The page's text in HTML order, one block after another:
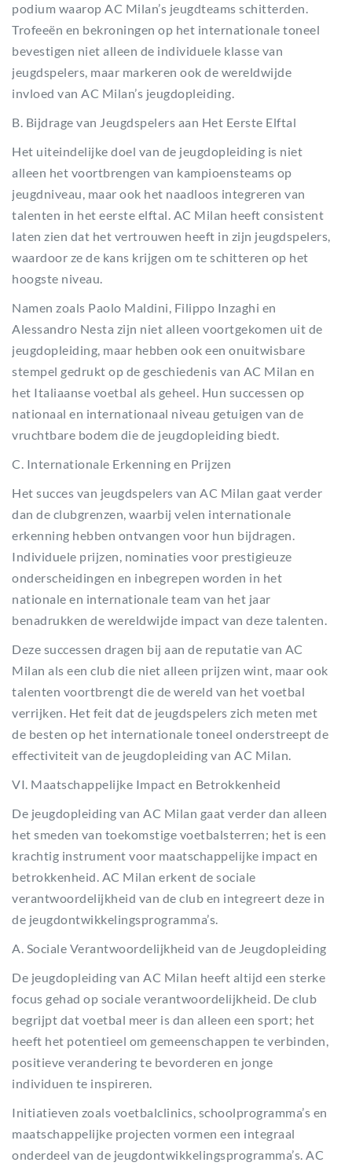
podium waarop AC Milan’s jeugdteams schitterden.
Trofeeën en bekroningen op het internationale toneel
bevestigen niet alleen de individuele klasse van
jeugdspelers, maar markeren ook de wereldwijde
invloed van AC Milan’s jeugdopleiding.
B. Bijdrage van Jeugdspelers aan Het Eerste Elftal
Het uiteindelijke doel van de jeugdopleiding is niet
alleen het voortbrengen van kampioensteams op
jeugdniveau, maar ook het naadloos integreren van
talenten in het eerste elftal. AC Milan heeft consistent
laten zien dat het vertrouwen heeft in zijn jeugdspelers,
waardoor ze de kans krijgen om te schitteren op het
hoogste niveau.
Namen zoals Paolo Maldini, Filippo Inzaghi en
Alessandro Nesta zijn niet alleen voortgekomen uit de
jeugdopleiding, maar hebben ook een onuitwisbare
stempel gedrukt op de geschiedenis van AC Milan en
het Italiaanse voetbal als geheel. Hun successen op
nationaal en internationaal niveau getuigen van de
vruchtbare bodem die de jeugdopleiding biedt.
C. Internationale Erkenning en Prijzen
Het succes van jeugdspelers van AC Milan gaat verder
dan de clubgrenzen, waarbij velen internationale
erkenning hebben ontvangen voor hun bijdragen.
Individuele prijzen, nominaties voor prestigieuze
onderscheidingen en inbegrepen worden in het
nationale en internationale team van het jaar
benadrukken de wereldwijde impact van deze talenten.
Deze successen dragen bij aan de reputatie van AC
Milan als een club die niet alleen prijzen wint, maar ook
talenten voortbrengt die de wereld van het voetbal
verrijken. Het feit dat de jeugdspelers zich meten met
de besten op het internationale toneel onderstreept de
effectiviteit van de jeugdopleiding van AC Milan.
VI. Maatschappelijke Impact en Betrokkenheid
De jeugdopleiding van AC Milan gaat verder dan alleen
het smeden van toekomstige voetbalsterren; het is een
krachtig instrument voor maatschappelijke impact en
betrokkenheid. AC Milan erkent de sociale
verantwoordelijkheid van de club en integreert deze in
de jeugdontwikkelingsprogramma’s.
A. Sociale Verantwoordelijkheid van de Jeugdopleiding
De jeugdopleiding van AC Milan heeft altijd een sterke
focus gehad op sociale verantwoordelijkheid. De club
begrijpt dat voetbal meer is dan alleen een sport; het
heeft het potentieel om gemeenschappen te verbinden,
positieve verandering te bevorderen en jonge
individuen te inspireren.
Initiatieven zoals voetbalclinics, schoolprogramma’s en
maatschappelijke projecten vormen een integraal
onderdeel van de jeugdontwikkelingsprogramma’s. AC